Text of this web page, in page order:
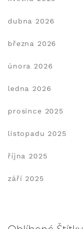
dubna 2026
března 2026
února 2026
ledna 2026
prosince 2025
listopadu 2025
října 2025
září 2025